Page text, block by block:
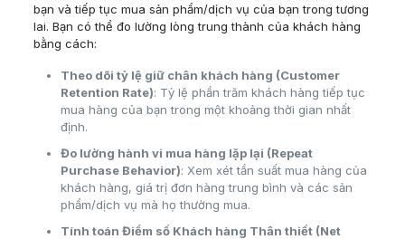
bạn và tiếp tục mua sản phẩm/dịch vụ của bạn trong tương
lai. Bạn có thể đo lường lòng trung thành của khách hàng
bằng cách:
Theo dõi tỷ lệ giữ chân khách hàng (Customer
Retention Rate): Tỷ lệ phần trăm khách hàng tiếp tục
mua hàng của bạn trong một khoảng thời gian nhất
định.
Đo lường hành vi mua hàng lặp lại (Repeat
Purchase Behavior): Xem xét tần suất mua hàng của
khách hàng, giá trị đơn hàng trung bình và các sản
phẩm/dịch vụ mà họ thường mua.
Tính toán Điểm số Khách hàng Thân thiết (Net